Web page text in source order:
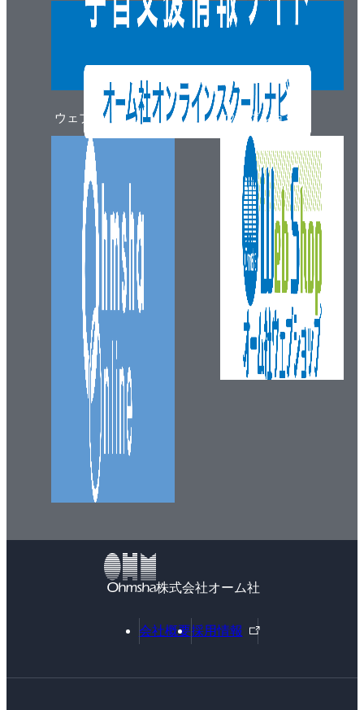
ウェブマガジン ウェブショップ
株式会社オーム社
会社概要採用情報
外
部
ン